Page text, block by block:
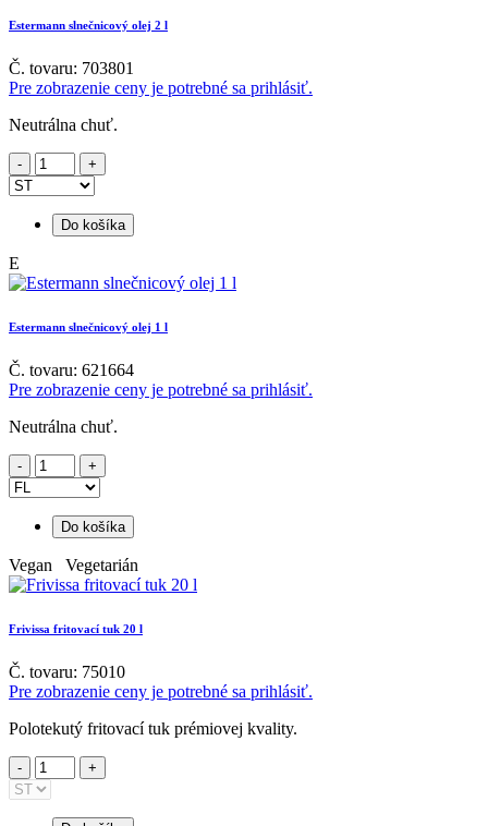
Estermann slnečnicový olej 2 l
Č. tovaru: 703801
Pre zobrazenie ceny je potrebné sa prihlásiť.
Neutrálna chuť.
Do košíka
E
Estermann slnečnicový olej 1 l
Č. tovaru: 621664
Pre zobrazenie ceny je potrebné sa prihlásiť.
Neutrálna chuť.
Do košíka
Vegan Vegetarián
Frivissa fritovací tuk 20 l
Č. tovaru: 75010
Pre zobrazenie ceny je potrebné sa prihlásiť.
Polotekutý fritovací tuk prémiovej kvality.